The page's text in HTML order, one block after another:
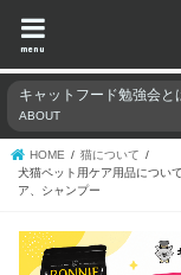
menu
キャットフード勉強会と
ABOUT
HOME
猫について
犬猫ペット用ケア用品につい
ア、シャンプー